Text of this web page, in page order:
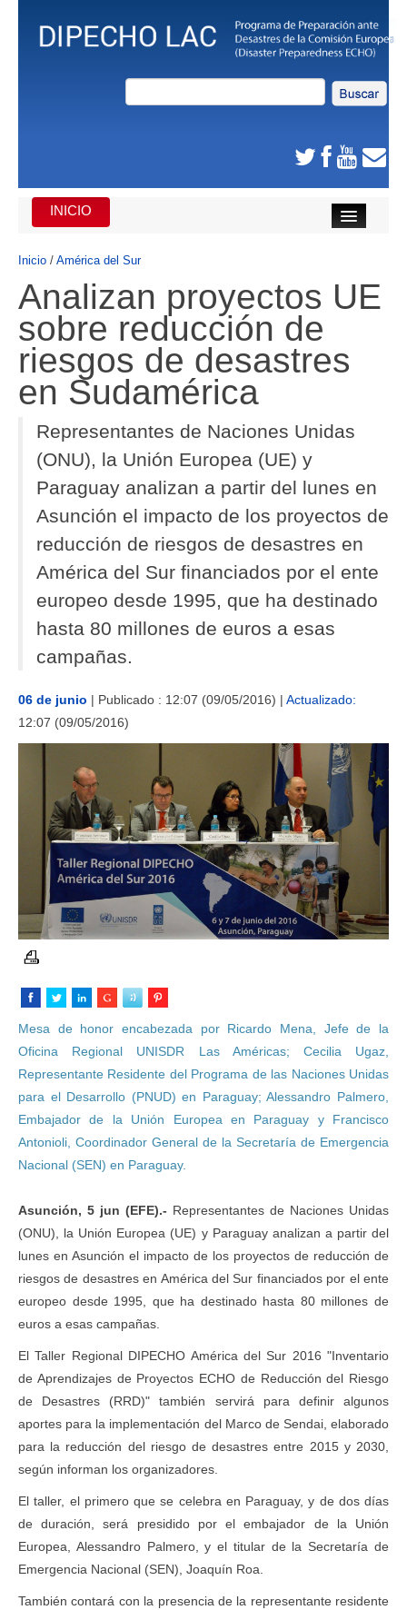
INICIO
DE QUE SE TRATA
CARIBE
AMÉRICA CENTRAL
HERRAMIENTAS Y DOCUMENTOS
Inicio / América del Sur
Analizan proyectos UE
sobre reducción de
riesgos de desastres
en Sudamérica
Representantes de Naciones Unidas
(ONU), la Unión Europea (UE) y
Paraguay analizan a partir del lunes en
Asunción el impacto de los proyectos de
reducción de riesgos de desastres en
América del Sur financiados por el ente
europeo desde 1995, que ha destinado
hasta 80 millones de euros a esas
campañas.
06 de junio | Publicado : 12:07 (09/05/2016) | Actualizado:
12:07 (09/05/2016)
Mesa de honor encabezada por Ricardo Mena, Jefe de la
Oficina Regional UNISDR Las Américas; Cecilia Ugaz,
Representante Residente del Programa de las Naciones Unidas
para el Desarrollo (PNUD) en Paraguay; Alessandro Palmero,
Embajador de la Unión Europea en Paraguay y Francisco
Antonioli, Coordinador General de la Secretaría de Emergencia
Nacional (SEN) en Paraguay.
Asunción, 5 jun (EFE).- Representantes de Naciones Unidas
(ONU), la Unión Europea (UE) y Paraguay analizan a partir del
lunes en Asunción el impacto de los proyectos de reducción de
riesgos de desastres en América del Sur financiados por el ente
europeo desde 1995, que ha destinado hasta 80 millones de
euros a esas campañas.
El Taller Regional DIPECHO América del Sur 2016 "Inventario
de Aprendizajes de Proyectos ECHO de Reducción del Riesgo
de Desastres (RRD)" también servirá para definir algunos
aportes para la implementación del Marco de Sendai, elaborado
para la reducción del riesgo de desastres entre 2015 y 2030,
según informan los organizadores.
El taller, el primero que se celebra en Paraguay, y de dos días
de duración, será presidido por el embajador de la Unión
Europea, Alessandro Palmero, y el titular de la Secretaría de
Emergencia Nacional (SEN), Joaquín Roa.
También contará con la presencia de la representante residente